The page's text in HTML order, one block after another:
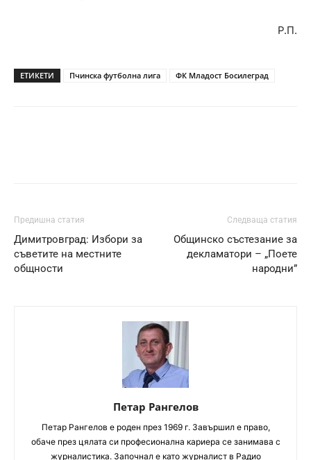
Р.П.
ЕТИКЕТИ Пчинска футболна лига ФК Младост Босилеград
Предишна статия
Димитровград: Избори за
съветите на местните
общности
Следваща статия
Общинско състезание за
декламатори – „Поете
народни”
Петар Рангелов
Петaр Рангелов е роден през 1969 г. Завършил е право,
обаче през цялата си професионална кариера се занимава с
журналистика. Започнал е като журналист в Радио